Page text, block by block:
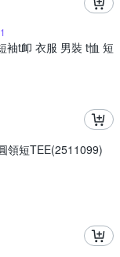
袖t卹 衣服 男裝 t恤 短
領短TEE(2511099)